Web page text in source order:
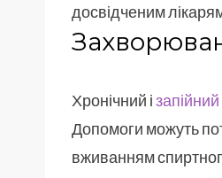
досвідченим
Хронічний і
Допомоги можуть
вживанням